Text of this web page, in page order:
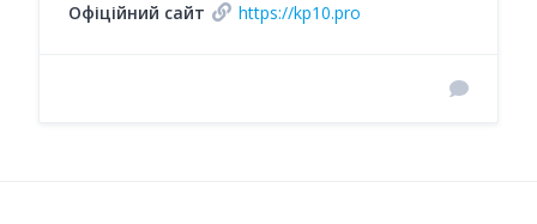
Офіційний сайт
https://kp10.pro